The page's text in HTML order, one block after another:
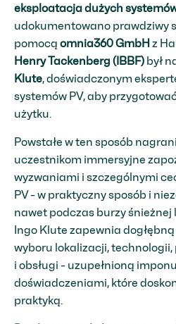
eksploatacja dużych
udokumentowano prawdziwy
pomocą omnia360 GmbH z
Henry Tackenberg (IBBF) był
Klute, doświadczonym
systemów PV, aby
użytku.
Powstałe w ten sposób
uczestnikom immersyjne
wyzwaniami i szczególnymi
PV - w praktyczny sposób i
nawet podczas burzy śnieżnej
Ingo Klute zapewnia
wyboru lokalizacji,
i obsługi - uzupełnioną
doświadczeniami, które
praktyką.